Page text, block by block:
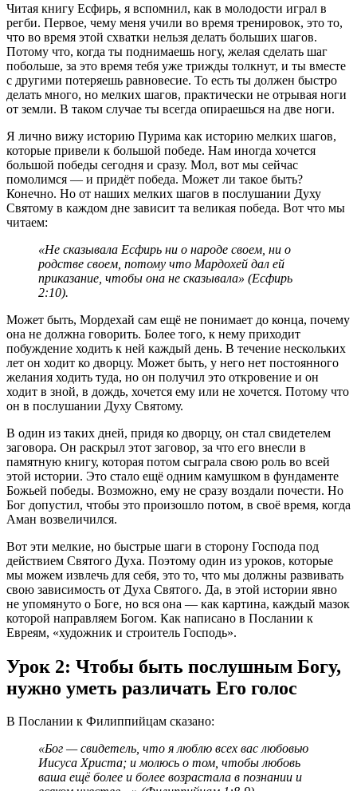
Читая книгу Есфирь, я вспомнил, как в молодости играл в
регби. Первое, чему меня учили во время тренировок, это то,
что во время этой схватки нельзя делать больших шагов.
Потому что, когда ты поднимаешь ногу, желая сделать шаг
побольше, за это время тебя уже трижды толкнут, и ты вместе
с другими потеряешь равновесие. То есть ты должен быстро
делать много, но мелких шагов, практически не отрывая ноги
от земли. В таком случае ты всегда опираешься на две ноги.
Я лично вижу историю Пурима как историю мелких шагов,
которые привели к большой победе. Нам иногда хочется
большой победы сегодня и сразу. Мол, вот мы сейчас
помолимся — и придёт победа. Может ли такое быть?
Конечно. Но от наших мелких шагов в послушании Духу
Святому в каждом дне зависит та великая победа. Вот что мы
читаем:
«Не сказывала Есфирь ни о народе своем, ни о
родстве своем, потому что Мардохей дал ей
приказание, чтобы она не сказывала» (Есфирь
2:10).
Может быть, Мордехай сам ещё не понимает до конца, почему
она не должна говорить. Более того, к нему приходит
побуждение ходить к ней каждый день. В течение нескольких
лет он ходит ко дворцу. Может быть, у него нет постоянного
желания ходить туда, но он получил это откровение и он
ходит в зной, в дождь, хочется ему или не хочется. Потому что
он в послушании Духу Святому.
В один из таких дней, придя ко дворцу, он стал свидетелем
заговора. Он раскрыл этот заговор, за что его внесли в
памятную книгу, которая потом сыграла свою роль во всей
этой истории. Это стало ещё одним камушком в фундаменте
Божьей победы. Возможно, ему не сразу воздали почести. Но
Бог допустил, чтобы это произошло потом, в своё время, когда
Аман возвеличился.
Вот эти мелкие, но быстрые шаги в сторону Господа под
действием Святого Духа. Поэтому один из уроков, которые
мы можем извлечь для себя, это то, что мы должны развивать
свою зависимость от Духа Святого. Да, в этой истории явно
не упомянуто о Боге, но вся она — как картина, каждый мазок
которой направляем Богом. Как написано в Послании к
Евреям, «художник и строитель Господь».
Урок 2: Чтобы быть послушным Богу,
нужно уметь различать Его голос
В Послании к Филиппийцам сказано:
«Бог — свидетель, что я люблю всех вас любовью
Иисуса Христа; и молюсь о том, чтобы любовь
ваша ещё более и более возрастала в познании и